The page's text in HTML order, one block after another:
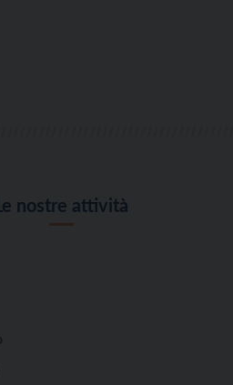
nostre attività